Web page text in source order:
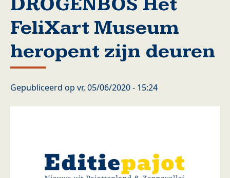
FeliXart Museum
heropent zijn deuren
Gepubliceerd op vr, 05/06/2020 - 15:24